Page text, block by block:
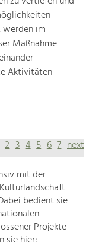
werden im
Maßnahme
Aktivitäten
2 3 4 5 6 7 next
mit der
bedient sie
Projekte